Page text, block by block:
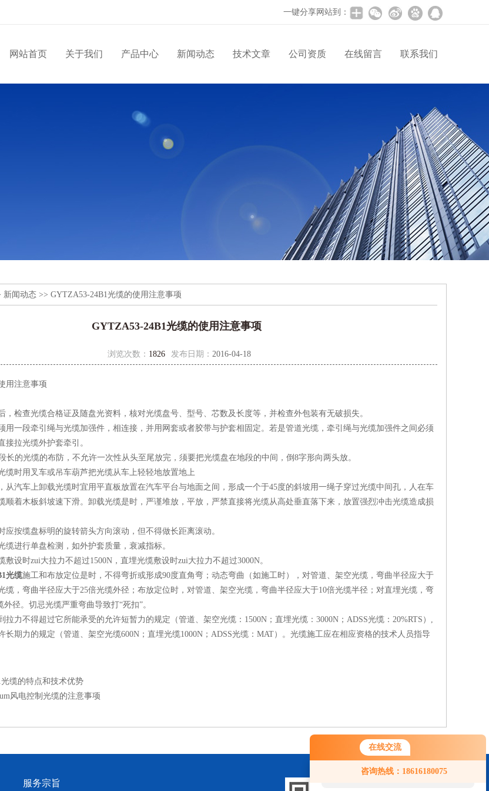
在线交流
咨询热线：18616180075
您好！欢迎前来咨询，很高兴为您
服务，请问您要咨询什么问题呢？
一键分享网站到：
网站首页 关于我们 产品中心 新闻动态 技术文章 公司资质 在线留言 联系我们
新闻动态 >> GYTZA53-24B1光缆的使用注意事项
GYTZA53-24B1光缆的使用注意事项
浏览次数： 1826 发布日期： 2016-04-18
用注意事项
检查光缆合格证及随盘光资料，核对光缆盘号、型号、芯数及长度等，并检查外包装有无破损失。
一段牵引绳与光缆加强件，相连接，并用网套或者胶带与护套相固定。若是管道光缆，牵引绳与光缆加强件之间必须
接拉光缆外护套牵引。
的光缆的布防，不允许一次性从头至尾放完，须要把光缆盘在地段的中间，倒8字形向两头放。
时用叉车或吊车葫芦把光缆从车上轻轻地放置地上
汽车上卸载光缆时宜用平直板放置在汽车平台与地面之间，形成一个于45度的斜坡用一绳子穿过光缆中间孔，人在车
顺着木板斜坡速下滑。卸载光缆是时，严谨堆放，平放，严禁直接将光缆从高处垂直落下来，放置强烈冲击光缆造成损
按缆盘标明的旋转箭头方向滚动，但不得做长距离滚动。
进行单盘检测，如外护套质量，衰减指标。
时zui大拉力不超过1500N，直埋光缆敷设时zui大拉力不超过3000N。
光缆施工和布放定位是时，不得弯折或形成90度直角弯；动态弯曲（如施工时），对管道、架空光缆，弯曲半径应大于
缆，弯曲半径应大于25倍光缆外径；布放定位时，对管道、架空光缆，弯曲半径应大于10倍光缆半径；对直埋光缆，弯
径。切忌光缆严重弯曲导致打“死扣”。
不得超过它所能承受的允许短暂力的规定（管道、架空光缆：1500N；直埋光缆：3000N；ADSS光缆：20%RTS）,
长期力的规定（管道、架空光缆600N；直埋光缆1000N；ADSS光缆：MAT）。光缆施工应在相应资格的技术人员指导
缆的特点和技术优势
风电控制光缆的注意事项
服务宗旨